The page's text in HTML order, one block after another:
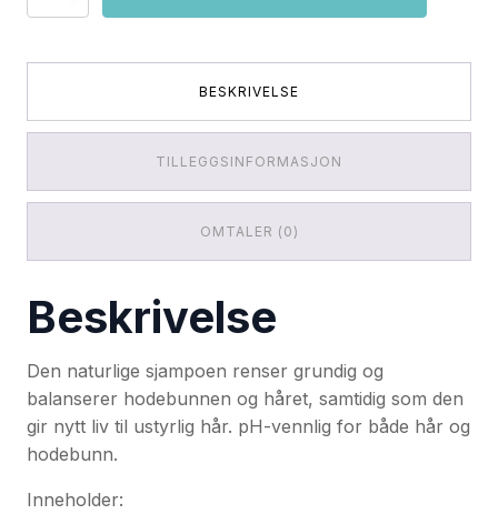
For
antall
BESKRIVELSE
TILLEGGSINFORMASJON
OMTALER (0)
Beskrivelse
Den naturlige sjampoen renser grundig og
balanserer hodebunnen og håret, samtidig som den
gir nytt liv til ustyrlig hår. pH-vennlig for både hår og
hodebunn.
Inneholder: